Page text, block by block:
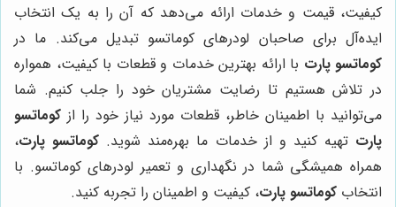
کیفیت، قیمت و خدمات ارائه می‌دهد که آن را به یک انتخاب
ایده‌آل برای صاحبان لودرهای کوماتسو تبدیل می‌کند. ما در
کوماتسو پارت با ارائه بهترین خدمات و قطعات با کیفیت، همواره
در تلاش هستیم تا رضایت مشتریان خود را جلب کنیم. شما
می‌توانید با اطمینان خاطر، قطعات مورد نیاز خود را از کوماتسو
پارت تهیه کنید و از خدمات ما بهره‌مند شوید. کوماتسو پارت،
همراه همیشگی شما در نگهداری و تعمیر لودرهای کوماتسو. با
انتخاب کوماتسو پارت، کیفیت و اطمینان را تجربه کنید.